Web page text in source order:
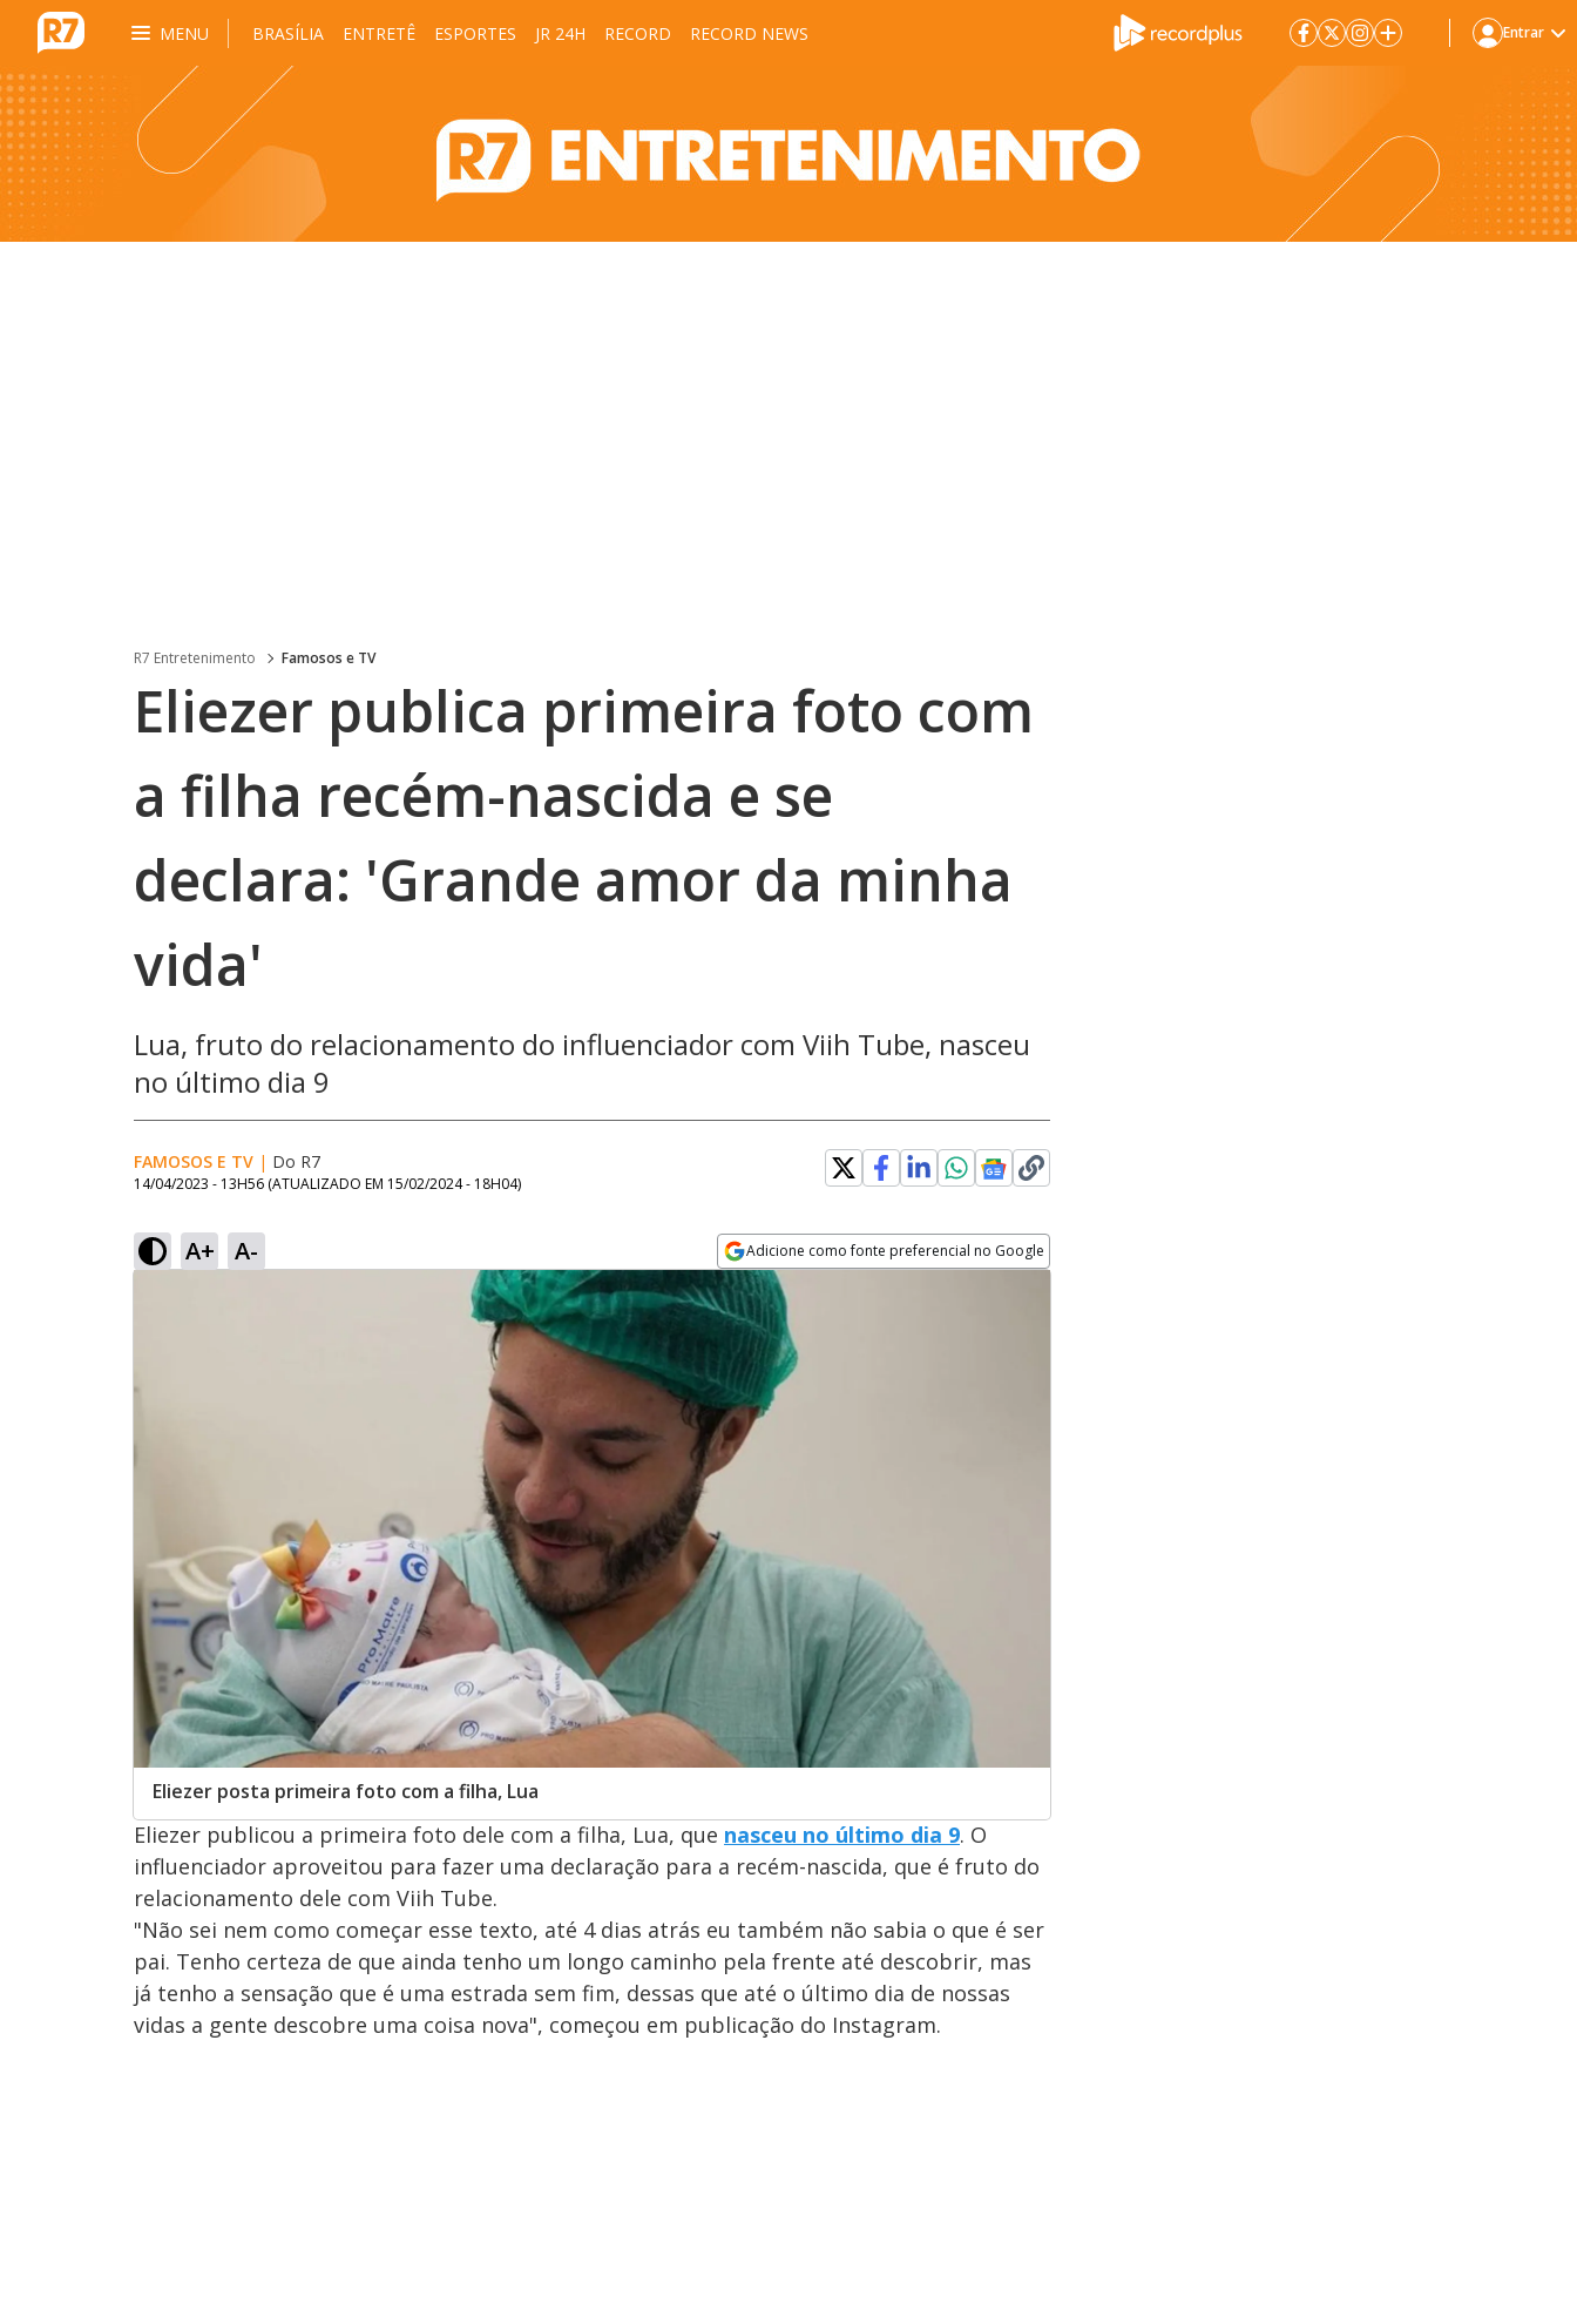
MENU BRASÍLIA ENTRETÊ ESPORTES JR 24H RECORD RECORD NEWS Entrar
R7 Entretenimento Famosos e TV
Eliezer publica primeira foto com
a filha recém-nascida e se
declara: 'Grande amor da minha
vida'
Lua, fruto do relacionamento do influenciador com Viih Tube, nasceu
no último dia 9
FAMOSOS E TV | Do R7
14/04/2023 - 13H56 (ATUALIZADO EM 15/02/2024 - 18H04)
A+ A- Adicione como fonte preferencial no Google
Opens in new window
Eliezer posta primeira foto com a filha, Lua
Eliezer publicou a primeira foto dele com a filha, Lua, que nasceu no último dia 9. O
influenciador aproveitou para fazer uma declaração para a recém-nascida, que é fruto do
relacionamento dele com Viih Tube.
"Não sei nem como começar esse texto, até 4 dias atrás eu também não sabia o que é ser
pai. Tenho certeza de que ainda tenho um longo caminho pela frente até descobrir, mas
já tenho a sensação que é uma estrada sem fim, dessas que até o último dia de nossas
vidas a gente descobre uma coisa nova", começou em publicação do Instagram.